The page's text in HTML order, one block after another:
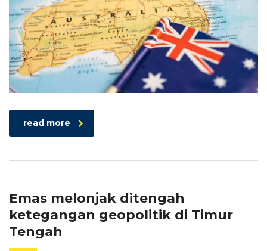
read more
Emas melonjak ditengah
ketegangan geopolitik di Timur
Tengah